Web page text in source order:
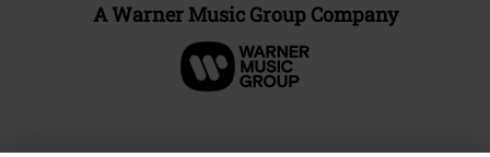
A Warner Music Group Company